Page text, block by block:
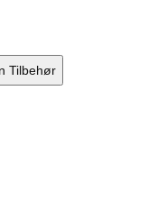
Tilbehør